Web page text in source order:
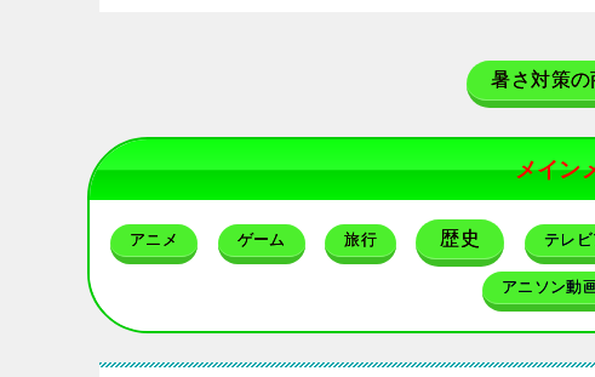
暑さ対策の
メイン
アニメ ゲーム 旅行 歴史 テレ
アニソン動